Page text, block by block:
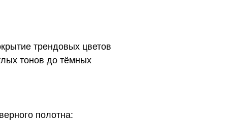
трендовых цветов
тонов до тёмных
полотна: